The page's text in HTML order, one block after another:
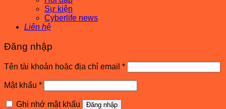
Sự kiện
Cyberlife news
Liên hệ
Đăng nhập
Tên tài khoản hoặc địa chỉ email *Bắt
buộc
Mật khẩu *Bắt
buộc
Ghi nhớ mật khẩu
Đăng nhập